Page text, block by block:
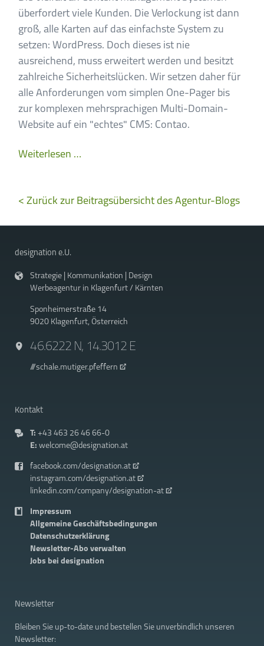
überfordert viele Kunden. Die Verlockung ist dann
groß, alle Karten auf das einfachste System zu
setzen: WordPress. Doch dieses ist nie
ausreichend, muss erweitert werden und besitzt
zahlreiche Sicherheitslücken. Wir setzen daher für
alle Anforderungen vom simplen One-Pager bis
zur komplexen mehrsprachigen Multi-Domain-
Website auf ein "echtes" CMS: Contao.
Weiterlesen …
statt
< Zurück zur Beitragsübersicht des Agentur-Blogs
designation e.U.
Strategie | Kommunikation | Design
Werbeagentur in Klagenfurt / Kärnten
Sponheimerstraße 14
9020 Klagenfurt, Österreich
46.6222 N, 14.3012 E
///schale.mutiger.pfeffern
Kontakt
T: +43 463 26 46 66-0
E: welcome@designation.at
facebook.com/designation.at
instagram.com/designation.at
linkedin.com/company/designation-at
Impressum
Allgemeine Geschäftsbedingungen
Datenschutzerklärung
Newsletter-Abo verwalten
Jobs bei designation
Newsletter
Bleiben Sie up-to-date und bestellen Sie unverbindlich unseren
Newsletter: